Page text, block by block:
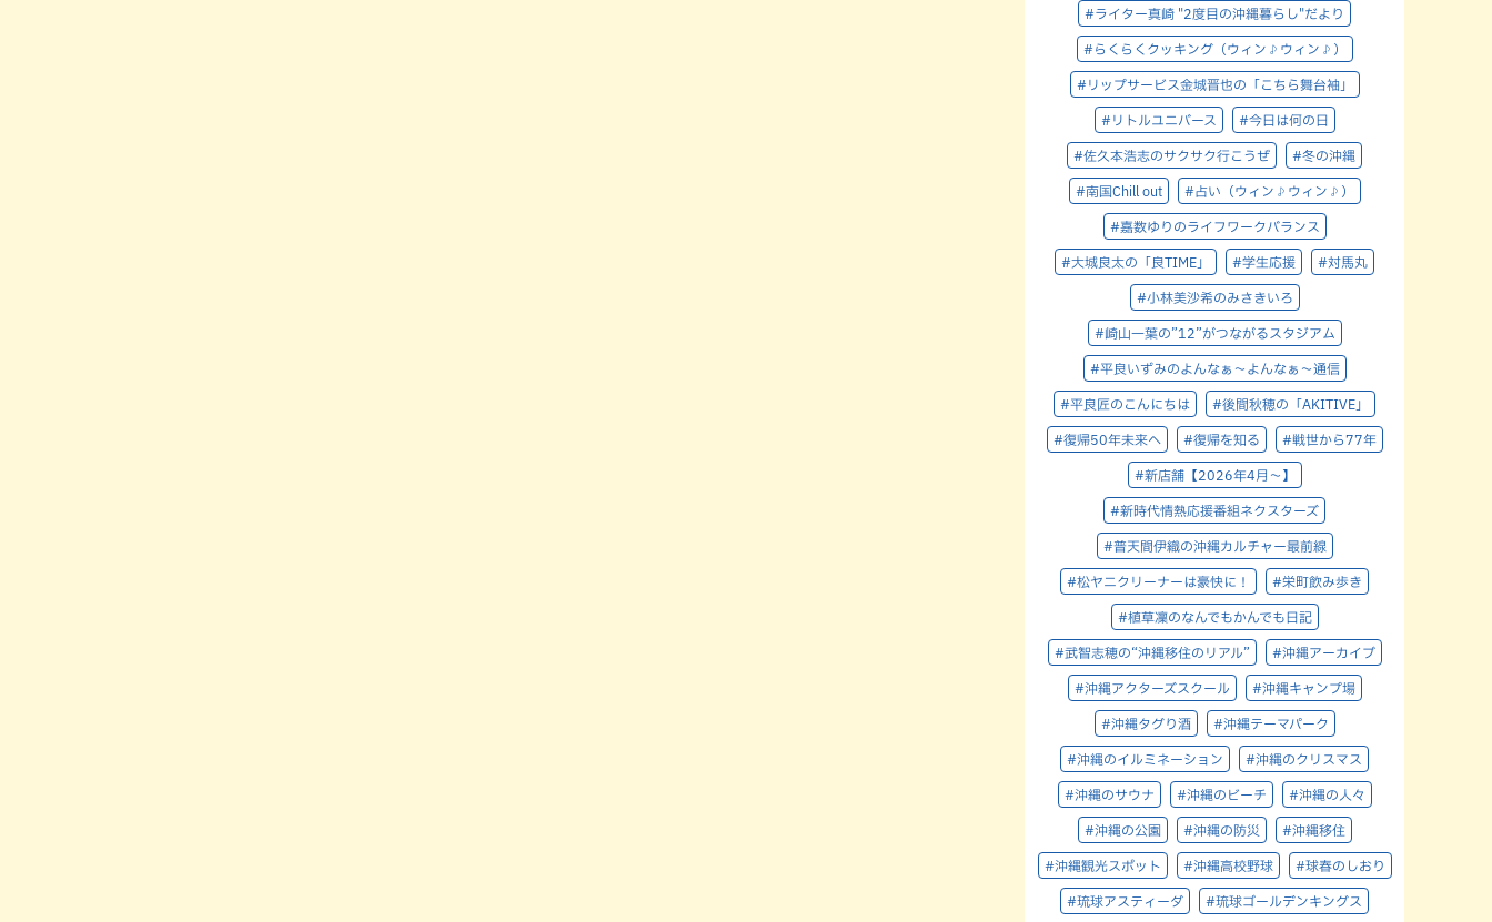
#ライター真崎 "2度目の沖縄暮らし"だより
#らくらくクッキング（ウィン♪ウィン♪）
#リップサービス金城晋也の「こちら舞台袖」
#リトルユニバース #今日は何の日
#佐久本浩志のサクサク行こうぜ #冬の沖縄
#南国Chill out #占い（ウィン♪ウィン♪）
#嘉数ゆりのライフワークバランス
#大城良太の「良TIME」 #学生応援 #対馬丸
#小林美沙希のみさきいろ
#崎山一葉の”12”がつながるスタジアム
#平良いずみのよんなぁ～よんなぁ～通信
#平良匠のこんにちは #後間秋穂の「AKITIVE」
#復帰50年未来へ #復帰を知る #戦世から77年
#新店舗【2026年4月～】
#新時代情熱応援番組ネクスターズ
#普天間伊織の沖縄カルチャー最前線
#松ヤニクリーナーは豪快に！ #栄町飲み歩き
#植草凜のなんでもかんでも日記
#武智志穂の“沖縄移住のリアル” #沖縄アーカイブ
#沖縄アクターズスクール #沖縄キャンプ場
#沖縄タグり酒 #沖縄テーマパーク
#沖縄のイルミネーション #沖縄のクリスマス
#沖縄のサウナ #沖縄のビーチ #沖縄の人々
#沖縄の公園 #沖縄の防災 #沖縄移住
#沖縄観光スポット #沖縄高校野球 #球春のしおり
#琉球アスティーダ #琉球ゴールデンキングス